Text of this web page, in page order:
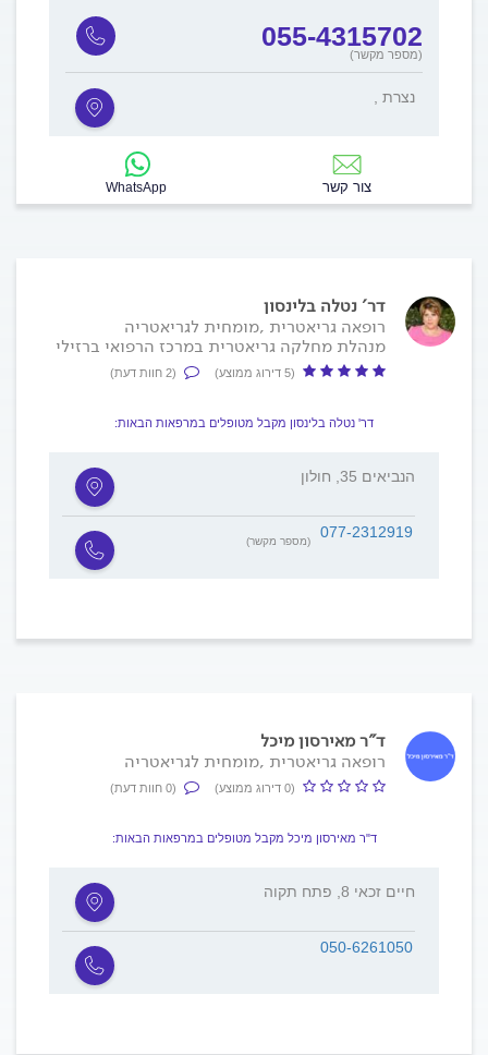
055-4315702
(מספר מקשר)
, נצרת
צור קשר WhatsApp
דר' נטלה בלינסון
רופאה גריאטרית ,מומחית לגריאטריה
מנהלת מחלקה גריאטרית במרכז הרפואי ברזילי
(5 דירוג ממוצע) (2 חוות דעת)
דר' נטלה בלינסון מקבל מטופלים במרפאות הבאות:
הנביאים 35, חולון
077-2312919
(מספר מקשר)
ד"ר מאירסון מיכל
רופאה גריאטרית ,מומחית לגריאטריה
(0 דירוג ממוצע) (0 חוות דעת)
ד"ר מאירסון מיכל מקבל מטופלים במרפאות הבאות:
חיים זכאי 8, פתח תקוה
050-6261050